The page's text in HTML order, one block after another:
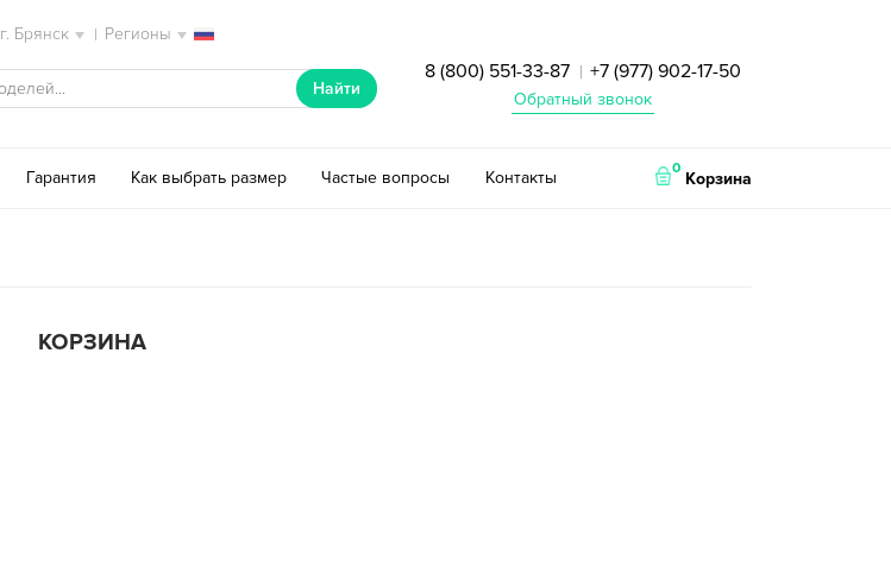
г. Брянск | Регионы
Найти
8 (800) 551-33-87 | +7 (977) 902-17-50
Обратный звонок
Гарантия Как выбрать размер Частые вопросы Контакты 0
Корзина
КОРЗИНА